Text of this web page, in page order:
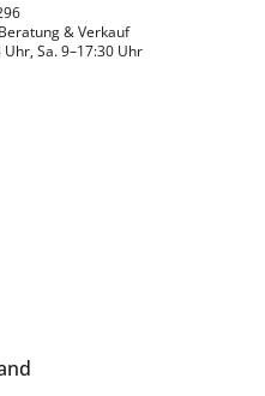
& Verkauf
Uhr, Sa. 9–17:30 Uhr